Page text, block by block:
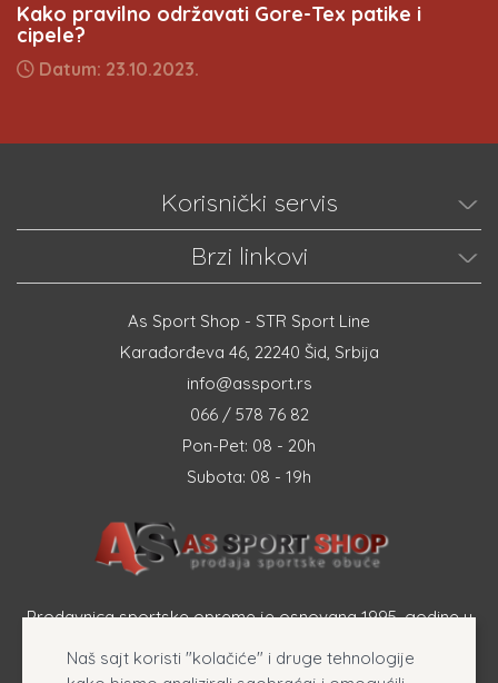
Kako pravilno održavati Gore-Tex patike i
cipele?
Datum: 23.10.2023.
Korisnički servis
Brzi linkovi
As Sport Shop - STR Sport Line
Karađorđeva 46, 22240 Šid, Srbija
info@assport.rs
066 / 578 76 82
Pon-Pet: 08 - 20h
Subota: 08 - 19h
Prodavnica sportske opreme je osnovana 1995. godine u
opreme, originalnih patika i sportske odeće online.
Naš sajt koristi "kolačiće" i druge tehnologije